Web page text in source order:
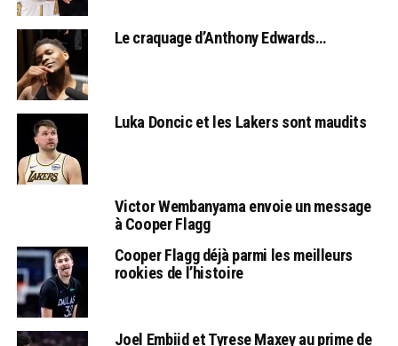
Le craquage d’Anthony Edwards…
Luka Doncic et les Lakers sont maudits
Victor Wembanyama envoie un message
à Cooper Flagg
Cooper Flagg déjà parmi les meilleurs
rookies de l’histoire
Joel Embiid et Tyrese Maxey au prime de